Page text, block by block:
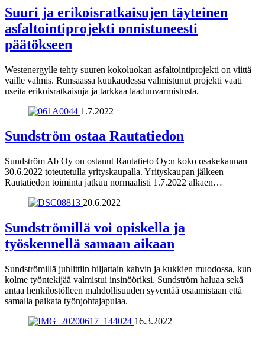
Suuri ja erikoisratkaisujen täyteinen
asfaltointiprojekti onnistuneesti
päätökseen
Westenergylle tehty suuren kokoluokan asfaltointiprojekti on viittä
vaille valmis. Runsaassa kuukaudessa valmistunut projekti vaati
useita erikoisratkaisuja ja tarkkaa laadunvarmistusta.
1.7.2022
Sundström ostaa Rautatiedon
Sundström Ab Oy on ostanut Rautatieto Oy:n koko osakekannan
30.6.2022 toteutetulla yrityskaupalla. Yrityskaupan jälkeen
Rautatiedon toiminta jatkuu normaalisti 1.7.2022 alkaen…
20.6.2022
Sundströmillä voi opiskella ja
työskennellä samaan aikaan
Sundströmillä juhlittiin hiljattain kahvin ja kukkien muodossa, kun
kolme työntekijää valmistui insinööriksi. Sundström haluaa sekä
antaa henkilöstölleen mahdollisuuden syventää osaamistaan että
samalla paikata työnjohtajapulaa.
16.3.2022